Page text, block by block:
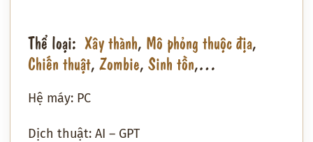
Thể loại: Xây thành, Mô phỏng thuộc địa,
Chiến thuật, Zombie, Sinh tồn,…
Hệ máy: PC
Dịch thuật: AI – GPT